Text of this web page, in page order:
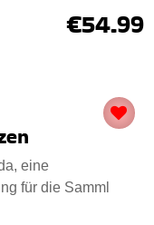
€54.99
eine
für die Samml